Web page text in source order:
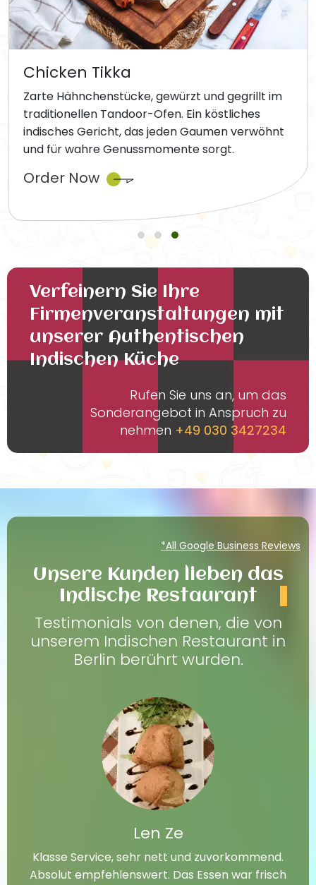
Chicken Tikka
Zarte Hähnchenstücke, gewürzt und gegrillt im
traditionellen Tandoor-Ofen. Ein köstliches
indisches Gericht, das jeden Gaumen verwöhnt
und für wahre Genussmomente sorgt.
Order Now
Verfeinern Sie Ihre
Firmenveranstaltungen mit
unserer Authentischen
Indischen Küche
Rufen Sie uns an, um das
Sonderangebot in Anspruch zu
nehmen +49 030 3427234
*All Google Business Reviews
Unsere Kunden lieben das
Indische Restaurant
Testimonials von denen, die von
unserem Indischen Restaurant in
Berlin berührt wurden.
Len Ze
Klasse Service, sehr nett und zuvorkommend.
Absolut empfehlenswert. Das Essen war frisch